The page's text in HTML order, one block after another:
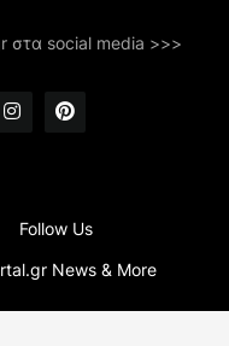
στα social media >>>
News & More
Follow Us